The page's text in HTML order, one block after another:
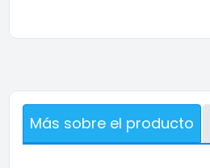
Más sobre el producto